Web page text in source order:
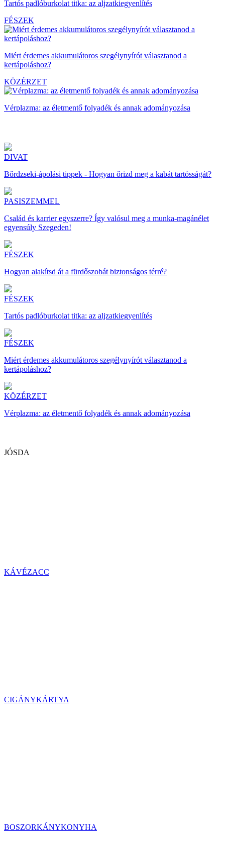
Tartós padlóburkolat titka: az aljzatkiegyenlítés
FÉSZEK
Miért érdemes akkumulátoros szegélynyírót választanod a
kertápoláshoz?
KÖZÉRZET
Vérplazma: az életmentő folyadék és annak adományozása
DIVAT
Bőrdzseki-ápolási tippek - Hogyan őrizd meg a kabát tartósságát?
PASISZEMMEL
Család és karrier egyszerre? Így valósul meg a munka-magánélet
egyensúly Szegeden!
FÉSZEK
Hogyan alakítsd át a fürdőszobát biztonságos térré?
FÉSZEK
Tartós padlóburkolat titka: az aljzatkiegyenlítés
FÉSZEK
Miért érdemes akkumulátoros szegélynyírót választanod a
kertápoláshoz?
KÖZÉRZET
Vérplazma: az életmentő folyadék és annak adományozása
JÓSDA
KÁVÉZACC
CIGÁNYKÁRTYA
BOSZORKÁNYKONYHA